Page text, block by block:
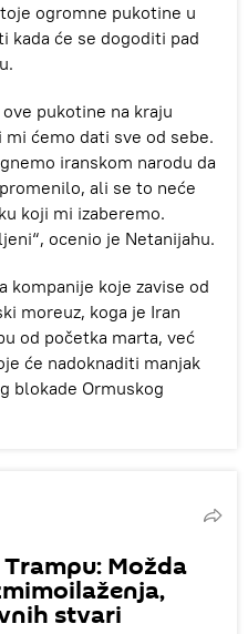
ogromne pukotine u
kada će se dogoditi pad
pukotine na kraju
ćemo dati sve od sebe.
iranskom narodu da
ali se to neće
koji mi izaberemo.
ocenio je Netanijahu.
kompanije koje zavise od
moreuz, koga je Iran
od početka marta, već
će nadoknaditi manjak
blokade Ormuskog
Možda
stvari